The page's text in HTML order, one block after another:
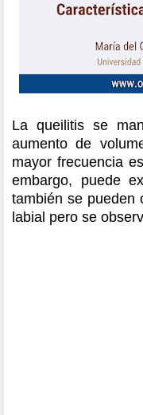
La queilitis se
aumento de
mayor frecuencia
embargo, puede
también se pueden
labial pero se